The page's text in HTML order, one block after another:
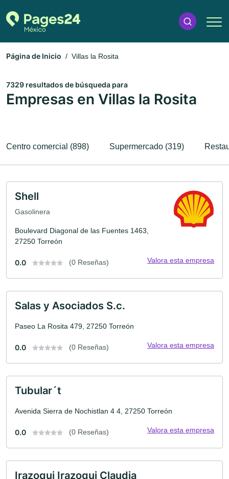
Página de Inicio Villas la Rosita
7329 resultados de búsqueda para
Empresas en Villas la Rosita
Centro comercial (898) Supermercado (319)
Shell
Gasolinera
Boulevard Diagonal de las Fuentes 1463,
27250 Torreón
0.0 (0 Reseñas) Valora esta empresa
Salas y Asociados S.c.
Paseo La Rosita 479, 27250 Torreón
0.0 (0 Reseñas) Valora esta empresa
Tubular´t
Avenida Sierra de Nochistlan 4 4, 27250 Torreón
0.0 (0 Reseñas) Valora esta empresa
Irazoqui Irazoqui Claudia